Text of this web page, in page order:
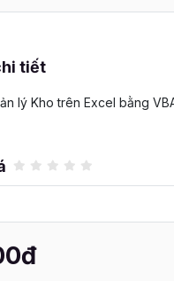
tiết
lý Kho trên Excel bằng